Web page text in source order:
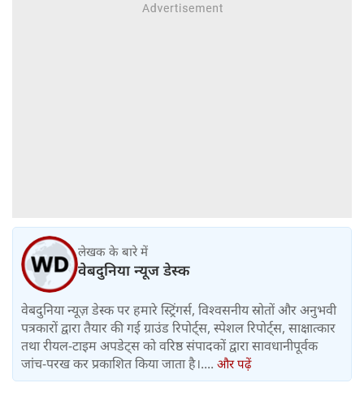
लेखक के बारे में
वेबदुनिया न्यूज डेस्क
वेबदुनिया न्यूज़ डेस्क पर हमारे स्ट्रिंगर्स, विश्वसनीय स्रोतों और अनुभवी
पत्रकारों द्वारा तैयार की गई ग्राउंड रिपोर्ट्स, स्पेशल रिपोर्ट्स, साक्षात्कार
तथा रीयल-टाइम अपडेट्स को वरिष्ठ संपादकों द्वारा सावधानीपूर्वक
जांच-परख कर प्रकाशित किया जाता है।.... और पढ़ें